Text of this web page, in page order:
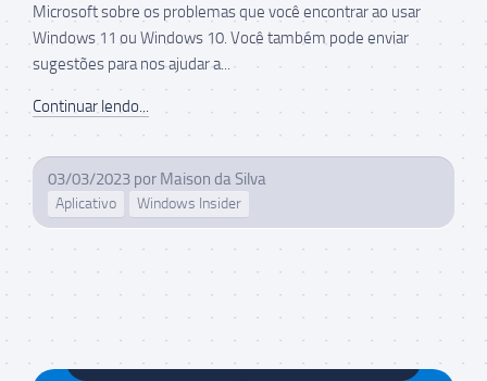
Microsoft sobre os problemas que você encontrar ao usar
Windows 11 ou Windows 10. Você também pode enviar
sugestões para nos ajudar a...
Continuar lendo...
03/03/2023 por Maison da Silva
Aplicativo Windows Insider
Maison da Silva